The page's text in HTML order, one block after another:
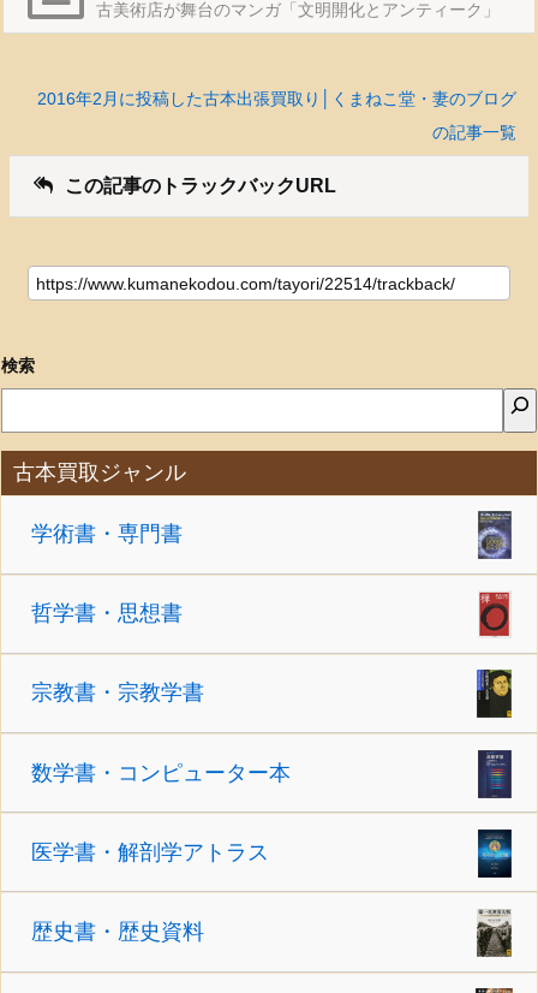
古美術店が舞台のマンガ「文明開化とアンティーク」
2016年2月に投稿した古本出張買取り│くまねこ堂・妻のブログ
の記事一覧
この記事のトラックバックURL
検索
古本買取ジャンル
学術書・専門書
哲学書・思想書
宗教書・宗教学書
数学書・コンピューター本
医学書・解剖学アトラス
歴史書・歴史資料